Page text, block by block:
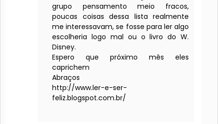
grupo pensamento meio fracos,
poucas coisas dessa lista realmente
me interessavam, se fosse para ler algo
escolheria logo mal ou o livro do W.
Disney.
Espero que próximo mês eles
caprichem
Abraços
http://www.ler-e-ser-
feliz.blogspot.com.br/